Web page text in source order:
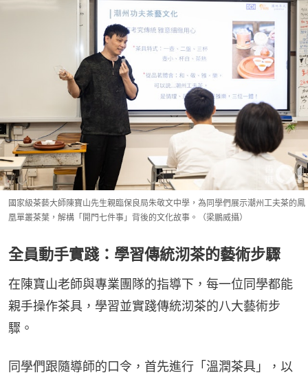
國家級茶藝大師陳寶山先生親臨保良局朱敬文中學，為同學們展示潮州工夫茶的鳳
凰單叢茶葉，解構「開門七件事」背後的文化故事。（梁鵬威攝）
全員動手實踐：學習傳統沏茶的藝術步驟
在陳寶山老師與專業團隊的指導下，每一位同學都能
親手操作茶具，學習並實踐傳統沏茶的八大藝術步
驟。
同學們跟隨導師的口令，首先進行「溫潤茶具」，以